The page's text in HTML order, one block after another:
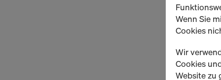
Wenn Sie
Cookies
Wir
Cookies
Website zu